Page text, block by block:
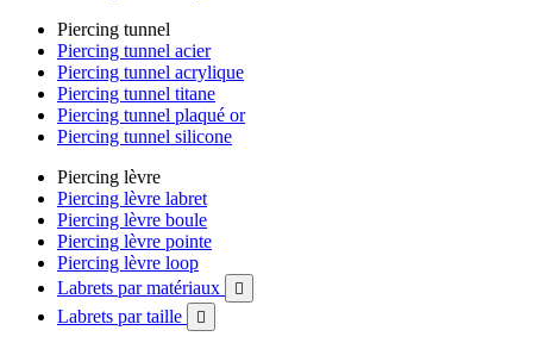
Piercing tunnel
Piercing tunnel acier
Piercing tunnel acrylique
Piercing tunnel titane
Piercing tunnel plaqué or
Piercing tunnel silicone
Piercing lèvre
Piercing lèvre labret
Piercing lèvre boule
Piercing lèvre pointe
Piercing lèvre loop
Labrets par matériaux

Labrets par taille 